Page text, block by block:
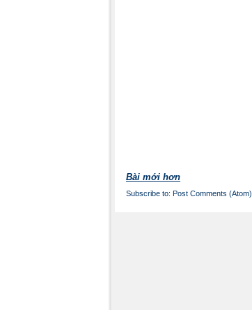
Bài mới hơn
Subscribe to: Post Comments (Atom)